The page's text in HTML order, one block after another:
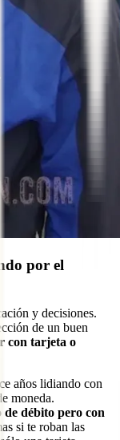
por el
y decisiones.
de un buen
con tarjeta o
años lidiando con
moneda.
débito pero con
si te roban las